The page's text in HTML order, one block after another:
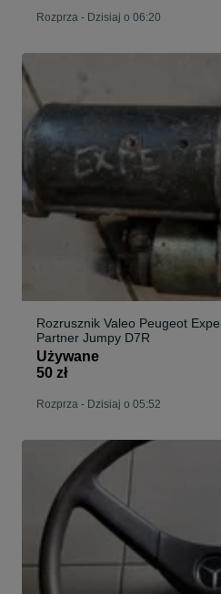
Rozprza - Dzisiaj o 06:20
Rozrusznik Valeo Peugeot
Partner Jumpy D7R
Używane
50 zł
Rozprza - Dzisiaj o 05:52